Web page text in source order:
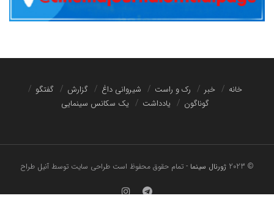
خانه خبر رک و راست شیروانی داغ گزارش
گفتگو
گوناگون
یادداشت یک سکانس سینمایی
© 2023 ژورنال سینما - تمام حقوق محفوظ استطراحی سایت توسط آنیل طراح